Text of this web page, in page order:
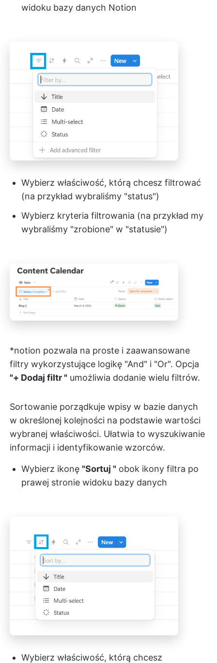
widoku bazy danych Notion
Wybierz właściwość, którą chcesz filtrować
(na przykład wybraliśmy "status")
Wybierz kryteria filtrowania (na przykład my
wybraliśmy "zrobione" w "statusie")
*notion pozwala na proste i zaawansowane
filtry wykorzystujące logikę "And" i "Or". Opcja
"+ Dodaj filtr " umożliwia dodanie wielu filtrów.
Sortowanie porządkuje wpisy w bazie danych
w określonej kolejności na podstawie wartości
wybranej właściwości. Ułatwia to wyszukiwanie
informacji i identyfikowanie wzorców.
Wybierz ikonę "Sortuj " obok ikony filtra po
prawej stronie widoku bazy danych
Wybierz właściwość, którą chcesz